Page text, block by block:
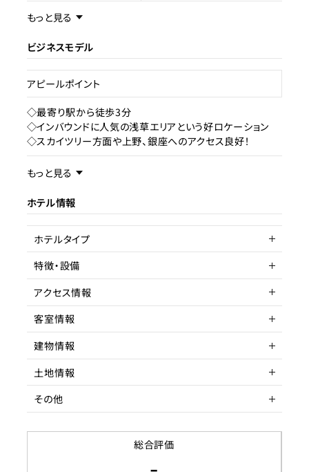
売却スキーム
権利
売却理由
ライセンス種類
現状 成約済み
もっと見る
ビジネスモデル
アピールポイント
◇最寄り駅から徒歩3分
◇インバウンドに人気の浅草エリアという好ロケーション
◇スカイツリー方面や上野、銀座へのアクセス良好！
事業内容／事業特徴
ターゲット層
客単価／客室単価
稼働率
もっと見る
ホテル情報
ホテルタイプ
Untitled
特徴・設備
駅近 高層階
アクセス情報
所在地
東京都台東区浅草
アクセス
浅草駅 徒歩
駅までの距離
3分以内
客室情報
客室数
21～50室
延床面積
収容人数
建物情報
建物構造
SRC造
階数
8
1989年
土地情報
土地権利
所有権
46.845坪
その他
総合評価